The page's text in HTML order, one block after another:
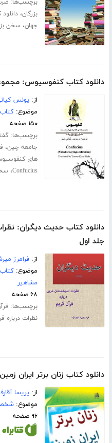
برچسب‌ها:
بزرگان،
جهان، سخن
دانلود کتاب کنفوسیوس:
از:یونس
موضوع:
۱۵۰ صفحه
برچسب‌ها:
جامعه چین،
های
Confucius،
دانلود کتاب حدیث دیگران:
جلد اول
از:فرامرز
موضوع:
مشاهیر
۶۸ صفحه
برچسب‌ها:
نظرات درباره
دانلود کتاب زنان برتر ایران زمین
از:پریسا
موضوع:
۹۶ صفحه